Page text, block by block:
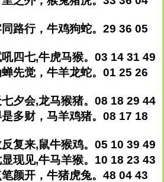
路行，牛鸡狗蛇。29 36 05
四七,牛虎马猴。03 14 31 49
先觉，牛羊龙蛇。01 25 26
夕会,龙马猴猪。08 18 29 44
多财，马羊鸡猪。08 17 18
复来,鼠牛猴鸡。05 10 39 49
现见,牛马羊猴。10 18 23 43
颜开，牛猪虎兔。48 04 43